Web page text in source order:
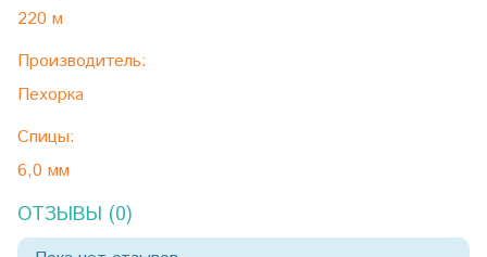
220 м
Производитель:
Пехорка
Спицы:
6,0 мм
ОТЗЫВЫ (0)